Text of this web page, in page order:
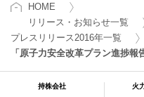
HOME
リリース・お知らせ一覧
プレスリリース2016年一覧
「原子力安全改革プラン進捗
持株会社 火